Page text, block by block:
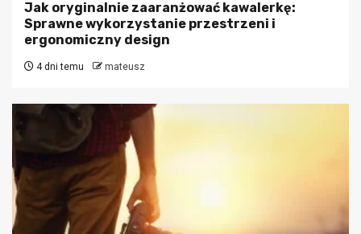
Jak oryginalnie zaaranżować kawalerkę:
Sprawne wykorzystanie przestrzeni i
ergonomiczny design
4 dni temu mateusz